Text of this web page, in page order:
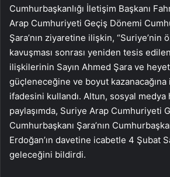
Cumhurbaşkanlığı İletişim Başkanı
Arap Cumhuriyeti Geçiş Dönemi
Şara’nın ziyaretine ilişkin, “Suriye’nin
kavuşması sonrası yeniden tesis
ilişkilerinin Sayın Ahmed Şara ve
güçleneceğine ve boyut kazanacağına
ifadesini kullandı. Altun, sosyal medya
paylaşımda, Suriye Arap Cumhuriyeti
Cumhurbaşkanı Şara’nın
Erdoğan’ın davetine icabetle 4 Şubat
geleceğini bildirdi.